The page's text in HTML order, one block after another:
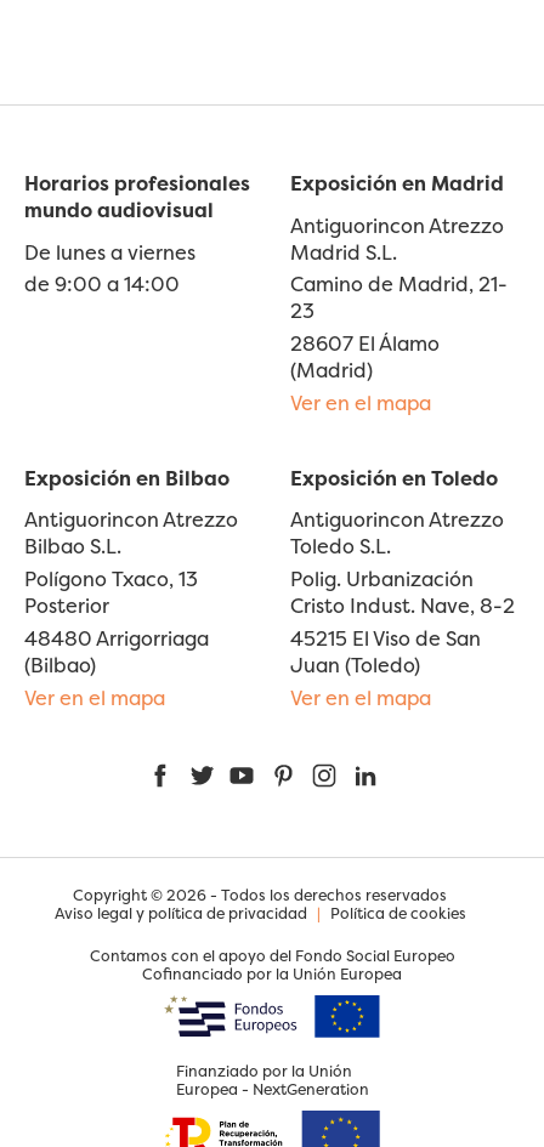
Horarios profesionales
mundo audiovisual
De lunes a viernes
de 9:00 a 14:00
Exposición en Madrid
Antiguorincon Atrezzo
Madrid S.L.
Camino de Madrid, 21-
23
28607 El Álamo
(Madrid)
Ver en el mapa
Exposición en Bilbao
Antiguorincon Atrezzo
Bilbao S.L.
Polígono Txaco, 13
Posterior
48480 Arrigorriaga
(Bilbao)
Ver en el mapa
Exposición en Toledo
Antiguorincon Atrezzo
Toledo S.L.
Polig. Urbanización
Cristo Indust. Nave, 8-2
45215 El Viso de San
Juan (Toledo)
Ver en el mapa
FacebookTwitterYouTubePinterestInstagram
Copyright © 2026 - Todos los derechos reservados
Aviso legal y política de privacidad | Política de cookies
Contamos con el apoyo del Fondo Social Europeo
Cofinanciado por la Unión Europea
Finanziado por la Unión
Europea - NextGeneration